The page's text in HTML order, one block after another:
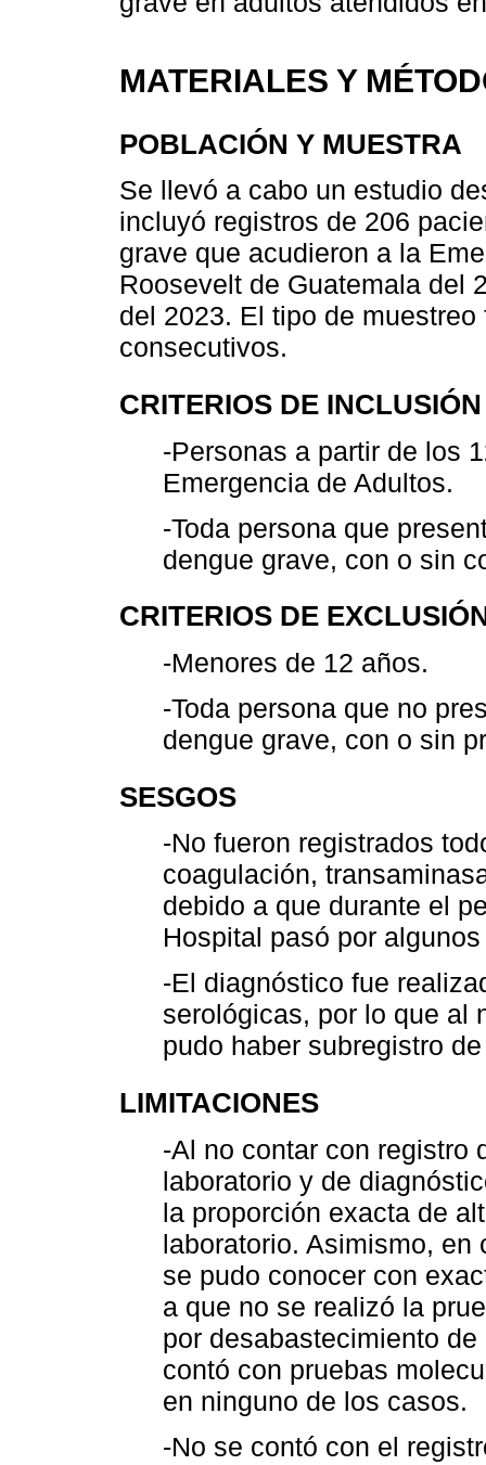
MATERIALES Y
POBLACIÓN Y MUESTRA
Se llevó a cabo un estudio
incluyó registros de 206
grave que acudieron a la
Roosevelt de Guatemala del
del 2023. El tipo de
consecutivos.
CRITERIOS DE INCLUSIÓN
-Personas a partir de los
Emergencia de Adultos.
-Toda persona que
dengue grave, con o sin
CRITERIOS DE
-Menores de 12 años.
-Toda persona que no
dengue grave, con o sin
SESGOS
-No fueron registrados
coagulación,
debido a que durante el
Hospital pasó por
-El diagnóstico fue
serológicas, por lo que al
pudo haber subregistro
LIMITACIONES
-Al no contar con registro
laboratorio y de
la proporción exacta de
laboratorio. Asimismo, en
se pudo conocer con
a que no se realizó la
por desabastecimiento
contó con pruebas
en ninguno de los casos.
-No se contó con el